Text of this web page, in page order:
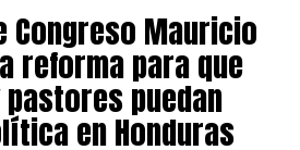
Congreso Mauricio
reforma para que
puedan
en Honduras